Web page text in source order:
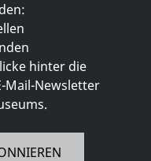
hinter die
Mail-Newsletter